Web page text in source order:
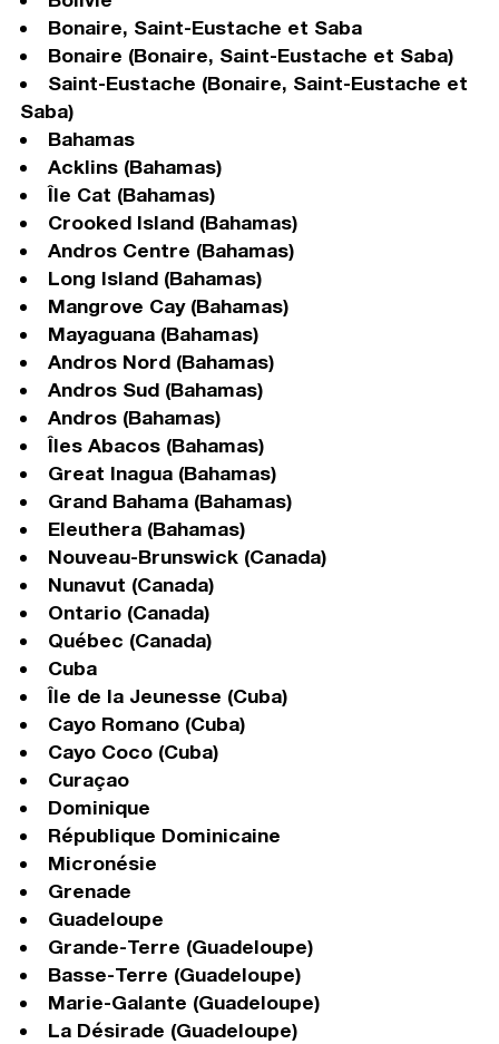
Bonaire, Saint-Eustache et Saba
Bonaire (Bonaire, Saint-Eustache et Saba)
Saint-Eustache (Bonaire, Saint-Eustache et
Saba)
Bahamas
Acklins (Bahamas)
Île Cat (Bahamas)
Crooked Island (Bahamas)
Andros Centre (Bahamas)
Long Island (Bahamas)
Mangrove Cay (Bahamas)
Mayaguana (Bahamas)
Andros Nord (Bahamas)
Andros Sud (Bahamas)
Andros (Bahamas)
Îles Abacos (Bahamas)
Great Inagua (Bahamas)
Grand Bahama (Bahamas)
Eleuthera (Bahamas)
Nouveau-Brunswick (Canada)
Nunavut (Canada)
Ontario (Canada)
Québec (Canada)
Cuba
Île de la Jeunesse (Cuba)
Cayo Romano (Cuba)
Cayo Coco (Cuba)
Curaçao
Dominique
République Dominicaine
Micronésie
Grenade
Guadeloupe
Grande-Terre (Guadeloupe)
Basse-Terre (Guadeloupe)
Marie-Galante (Guadeloupe)
La Désirade (Guadeloupe)